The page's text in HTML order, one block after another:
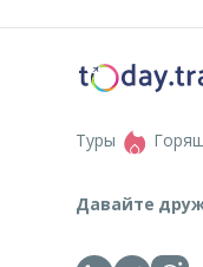
Туры
Давайте